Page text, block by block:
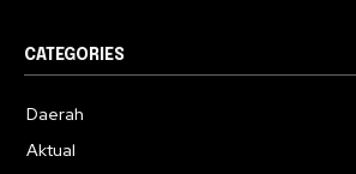
CATEGORIES
Daerah
Aktual